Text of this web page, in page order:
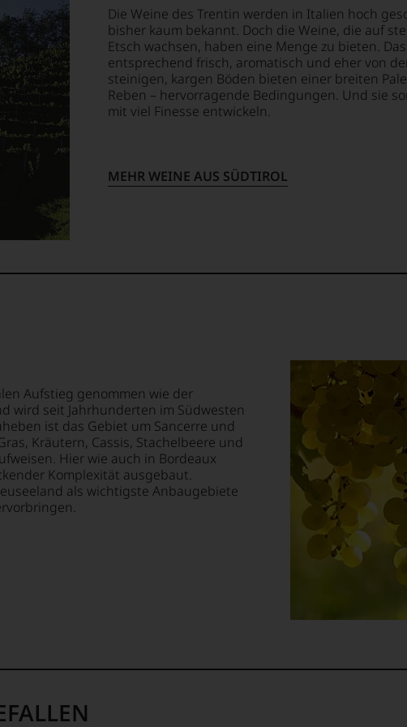
Die Weine des Trentin werden in Italien hoch
bisher kaum bekannt. Doch die Weine, die auf
Etsch wachsen, haben eine Menge zu bieten.
entsprechend frisch, aromatisch und eher von
steinigen, kargen Böden bieten einer breiten
Reben – hervorragende Bedingungen. Und sie
mit viel Finesse entwickeln.
MEHR WEINE AUS SÜDTIROL
Aufstieg genommen wie der
wird seit Jahrhunderten im Südwesten
ist das Gebiet um Sancerre und
Kräutern, Cassis, Stachelbeere und
Hier wie auch in Bordeaux
Komplexität ausgebaut.
als wichtigste Anbaugebiete